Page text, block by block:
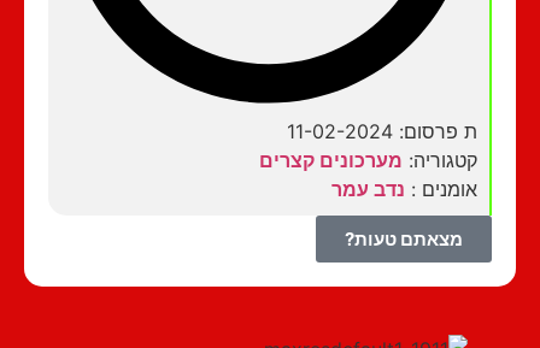
ת פרסום: 11-02-2024
קטגוריה:מערכונים קצרים
אומנים :נדב עמר
מצאתם טעות?